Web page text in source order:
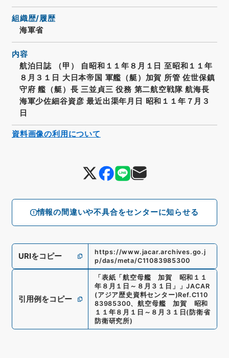
情報の間違いや不具合をセンターに知らせる
組織歴/履歴
海軍省
内容
航泊日誌 （甲） 自昭和１１年８月１日 至昭和１１年
８月３１日 大日本帝国 軍艦（艇）加賀 所管 佐世保鎮
守府 艦（艇）長 三並貞三 役務 第二航空戦隊 航海長
海軍少佐細谷資彦 最近出渠年月日 昭和１１年７月３
日
URIをコピー
https://www.jacar.archives.go.j
p/das/meta/C11083985300
引用例をコピー
「 表紙「航空母艦 加賀 昭和１１
年８月１日～８月３１日」
」JACAR
(アジア歴史資料センター)Ref.C110
83985300、航空母艦 加賀 昭和
１１年８月１日～８月３１日 ( 防衛省
防衛研究所)
資料画像の利用について